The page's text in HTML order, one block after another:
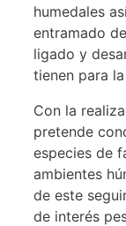
humedales
entramado
ligado y
tienen para
Con la
pretende
especies de
ambientes
de este
de interés